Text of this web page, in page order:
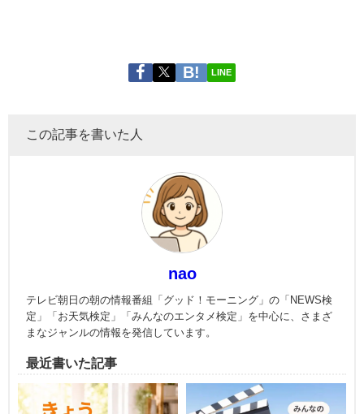
LINE
この記事を書いた人
nao
テレビ朝日の朝の情報番組「グッド！モーニング」の「NEWS検
定」「お天気検定」「みんなのエンタメ検定」を中心に、さまざ
まなジャンルの情報を発信しています。
最近書いた記事